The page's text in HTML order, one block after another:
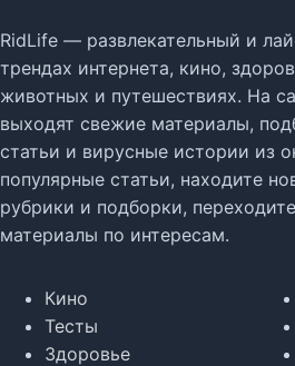
RidLife — развлекательный и
трендах интернета, кино,
животных и путешествиях. На
выходят свежие материалы,
статьи и вирусные истории из
популярные статьи, находите
рубрики и подборки,
материалы по интересам.
Кино
Тесты
Здоровье